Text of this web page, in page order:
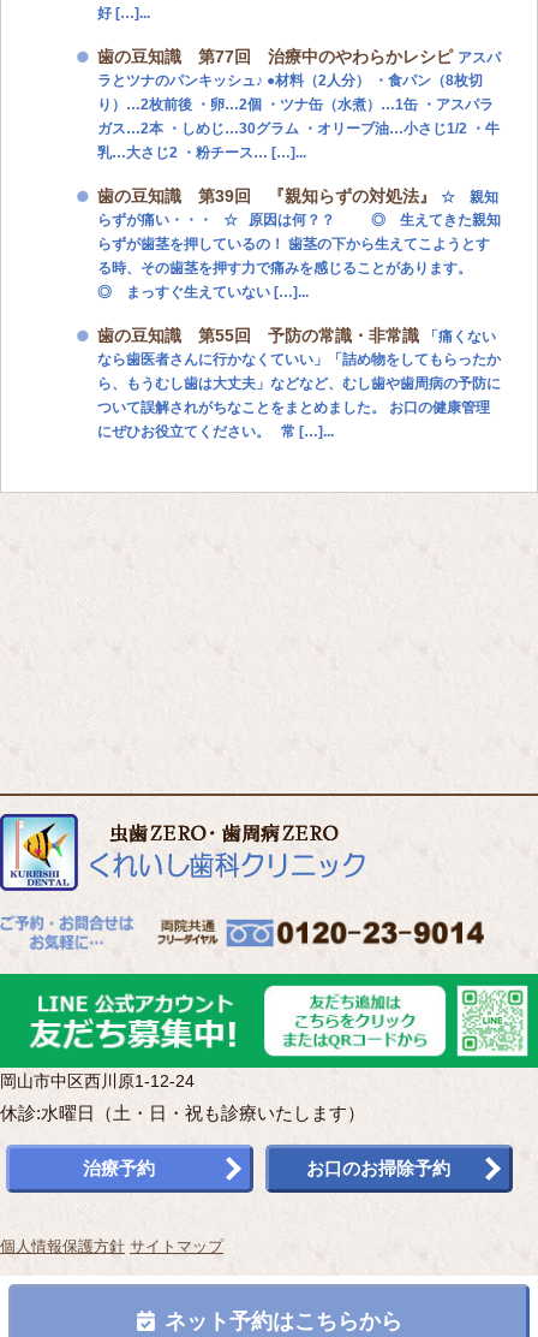
好 […]...
歯の豆知識 第77回 治療中のやわらかレシピ アスパ
ラとツナのパンキッシュ♪ ●材料（2人分） ・食パン（8枚切
り）…2枚前後 ・卵…2個 ・ツナ缶（水煮）…1缶 ・アスパラ
ガス…2本 ・しめじ…30グラム ・オリーブ油…小さじ1/2 ・牛
乳…大さじ2 ・粉チース… […]...
歯の豆知識 第39回 『親知らずの対処法』 ☆ 親知
らずが痛い・・・ ☆ 原因は何？？ ◎ 生えてきた親知
らずが歯茎を押しているの！ 歯茎の下から生えてこようとす
る時、その歯茎を押す力で痛みを感じることがあります。
◎ まっすぐ生えていない […]...
歯の豆知識 第55回 予防の常識・非常識 「痛くない
なら歯医者さんに行かなくていい」「詰め物をしてもらったか
ら、もうむし歯は大丈夫」などなど、むし歯や歯周病の予防に
ついて誤解されがちなことをまとめました。 お口の健康管理
にぜひお役立てください。 常 […]...
ネット予約はこちらから
岡山市中区西川原1-12-24
休診:水曜日（土・日・祝も診療いたします）
治療予約 お口のお掃除予約
個人情報保護方針 サイトマップ